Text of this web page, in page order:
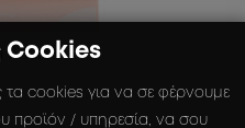
Mask -
Cookies
τα cookies για να σε φέρνουμε
προϊόν / υπηρεσία, να σου